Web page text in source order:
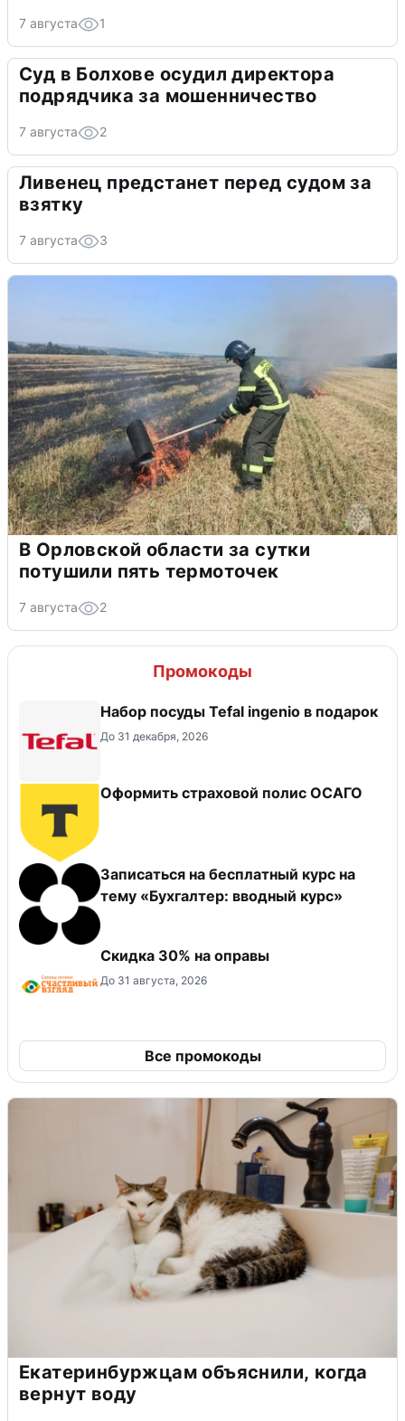
7 августа 1
Суд в Болхове осудил директора
подрядчика за мошенничество
7 августа 2
Ливенец предстанет перед судом за
взятку
7 августа 3
В Орловской области за сутки
потушили пять термоточек
7 августа 2
Промокоды
Набор посуды Tefal ingenio в подарок
До 31 декабря, 2026
Оформить страховой полис ОСАГО
Записаться на бесплатный курс на
тему «Бухгалтер: вводный курс»
Скидка 30% на оправы
До 31 августа, 2026
Все промокоды
Екатеринбуржцам объяснили, когда
вернут воду